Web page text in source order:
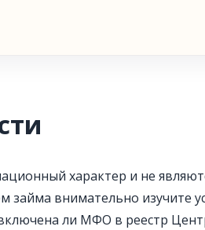
характер и не
внимательно изучите
ли МФО в реестр